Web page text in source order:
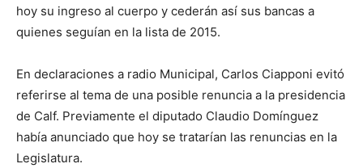
hoy su ingreso al cuerpo y cederán así sus bancas a
quienes seguían en la lista de 2015.
En declaraciones a radio Municipal, Carlos Ciapponi evitó
referirse al tema de una posible renuncia a la presidencia
de Calf. Previamente el diputado Claudio Domínguez
había anunciado que hoy se tratarían las renuncias en la
Legislatura.